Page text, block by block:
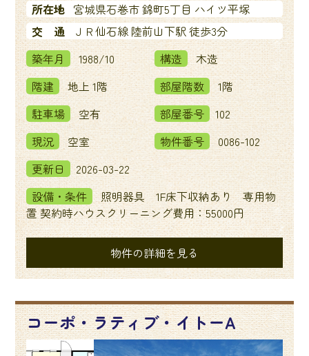
所在地 宮城県石巻市 錦町5丁目 ハイツ平塚
交 通
ＪＲ仙石線 陸前山下駅 徒歩3分
築年月
1988/10 構造
木造
階建
地上 1階 部屋階数
1階
駐車場
空有 部屋番号
102
現況
空室 物件番号
0086-102
更新日
2026-03-22
設備・条件
照明器具 1F床下収納あり 専用物
置 契約時ハウスクリーニング費用：55000円
物件の詳細を見る
コーポ・ラティブ・イトーA